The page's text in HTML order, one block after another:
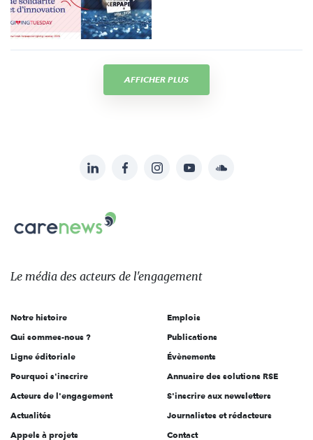
AFFICHER PLUS
sur:
LinkedInFacebookInstagramYouTubeSoundcloud
Le
des
l'engagement
Le média des acteurs de l'engagement
Notre histoire
Qui sommes-nous ?
Ligne éditoriale
Pourquoi s'inscrire
Acteurs de l'engagement
Actualités
Appels à projets
Emplois
Publications
Évènements
Annuaire des solutions RSE
S'inscrire aux newsletters
Journalistes et rédacteurs
Contact